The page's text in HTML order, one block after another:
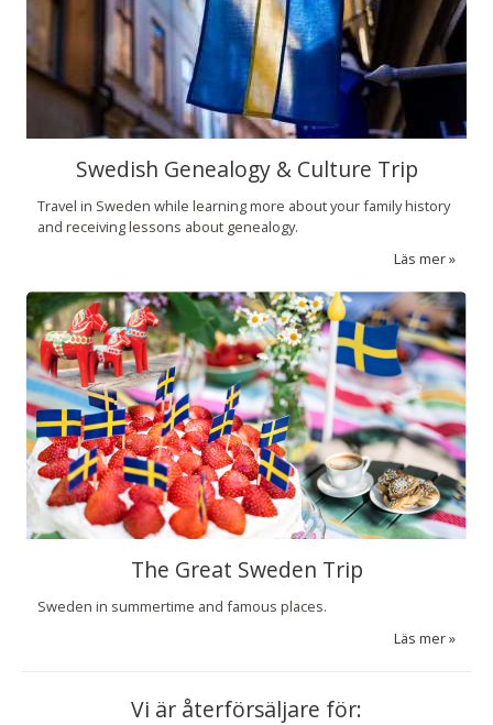
Swedish Genealogy & Culture Trip
Travel in Sweden while learning more about your family history
and receiving lessons about genealogy.
Läs mer
The Great Sweden Trip
Sweden in summertime and famous places.
Läs mer
Vi är återförsäljare för: